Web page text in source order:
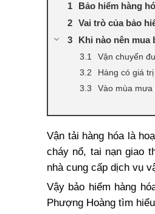
Bảo hiểm hàng
Vai trò của bảo
Khi nào nên mua
Vận chuyển
Hàng có giá
Vào mùa mưa
Vận tải hàng hóa là
cháy nổ, tai nạn giao
nhà cung cấp dịch vụ
Vậy bảo hiểm hàng
Phượng Hoàng tìm